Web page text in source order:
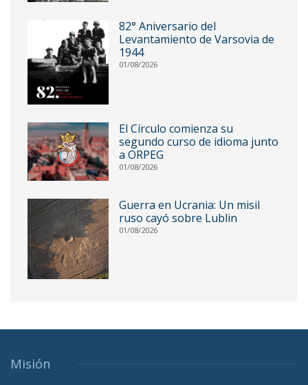
82° Aniversario del
Levantamiento de Varsovia de
1944
01/08/2026
El Círculo comienza su
segundo curso de idioma junto
a ORPEG
01/08/2026
Guerra en Ucrania: Un misil
ruso cayó sobre Lublin
01/08/2026
Misión